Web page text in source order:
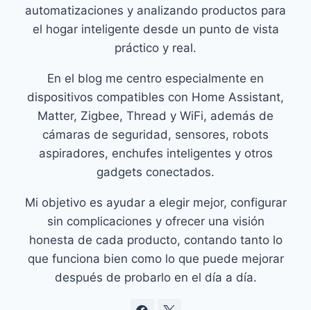
automatizaciones y analizando productos para
el hogar inteligente desde un punto de vista
práctico y real.
En el blog me centro especialmente en
dispositivos compatibles con Home Assistant,
Matter, Zigbee, Thread y WiFi, además de
cámaras de seguridad, sensores, robots
aspiradores, enchufes inteligentes y otros
gadgets conectados.
Mi objetivo es ayudar a elegir mejor, configurar
sin complicaciones y ofrecer una visión
honesta de cada producto, contando tanto lo
que funciona bien como lo que puede mejorar
después de probarlo en el día a día.